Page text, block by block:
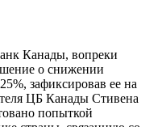
Канады, вопреки
о снижении
зафиксировав ее на
ЦБ Канады Стивена
попыткой